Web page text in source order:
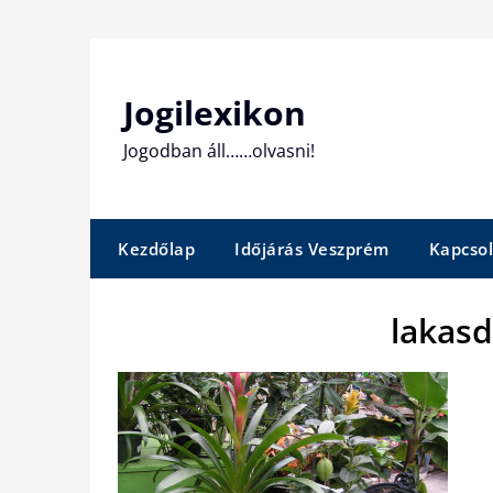
Jogilexikon
Jogodban áll……olvasni!
Kezdőlap Időjárás Veszprém